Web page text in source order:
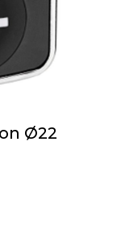
Ø22